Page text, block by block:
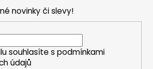
novinky či slevy!
souhlasíte s podmínkami
údajů